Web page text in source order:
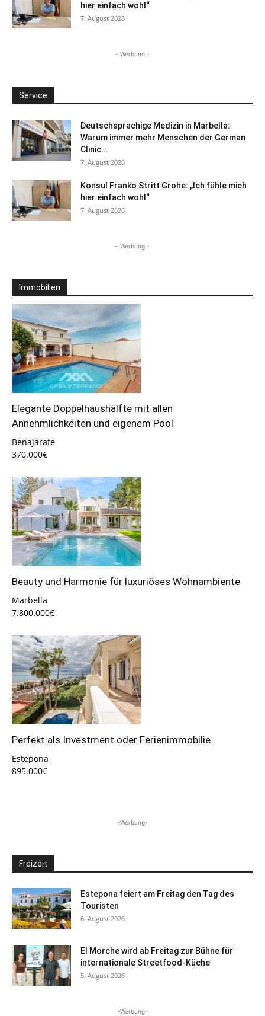
hier einfach wohl“
7. August 2026
- Werbung -
Service
Deutschsprachige Medizin in Marbella:
Warum immer mehr Menschen der German
Clinic...
7. August 2026
Konsul Franko Stritt Grohe: „Ich fühle mich
hier einfach wohl“
7. August 2026
- Werbung -
Immobilien
Elegante Doppelhaushälfte mit allen
Annehmlichkeiten und eigenem Pool
Benajarafe
370.000€
Beauty und Harmonie für luxuriöses Wohnambiente
Marbella
7.800.000€
Perfekt als Investment oder Ferienimmobilie
Estepona
895.000€
-Werbung-
Freizeit
Estepona feiert am Freitag den Tag des
Touristen
6. August 2026
El Morche wird ab Freitag zur Bühne für
internationale Streetfood-Küche
5. August 2026
-Werbung-